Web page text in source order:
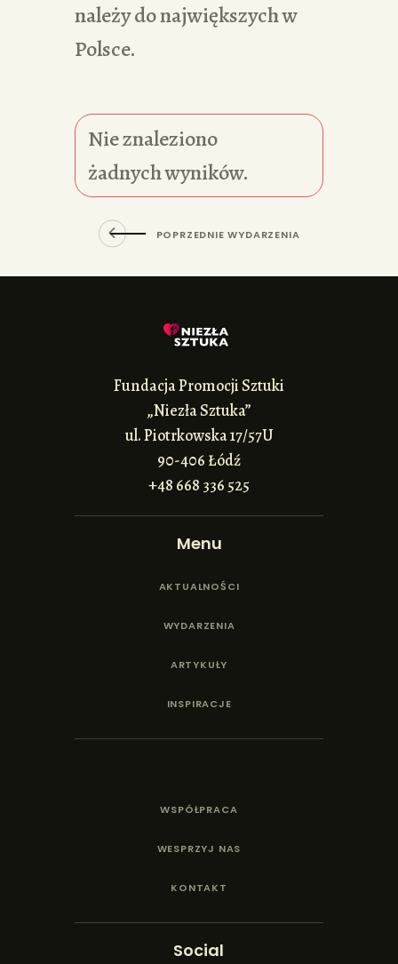
należy do największych w
Polsce.
Nie znaleziono
żadnych wyników.
POPRZEDNIE WYDARZENIA
Fundacja Promocji Sztuki
„Niezła Sztuka”
ul. Piotrkowska 17/57U
90-406 Łódź
+48 668 336 525
Menu
AKTUALNOŚCI
WYDARZENIA
ARTYKUŁY
INSPIRACJE
WSPÓŁPRACA
WESPRZYJ NAS
KONTAKT
Social